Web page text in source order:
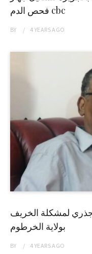
فحص الدم cbc
BY 4 YEARSAGO
لمشكلة الخريف
بولاية الخرطوم
BY 4 YEARSAGO